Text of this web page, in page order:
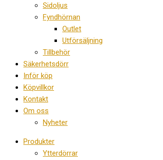
Sidoljus
Fyndhörnan
Outlet
Utförsäljning
Tillbehör
Säkerhetsdörr
Inför köp
Köpvillkor
Kontakt
Om oss
Nyheter
Produkter
Ytterdörrar